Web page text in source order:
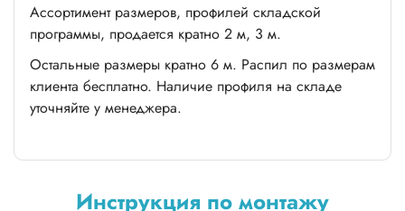
Ассортимент размеров, профилей складской
программы, продается кратно 2 м, 3 м.
Остальные размеры кратно 6 м. Распил по размерам
клиента бесплатно. Наличие профиля на складе
уточняйте у менеджера.
Инструкция по монтажу